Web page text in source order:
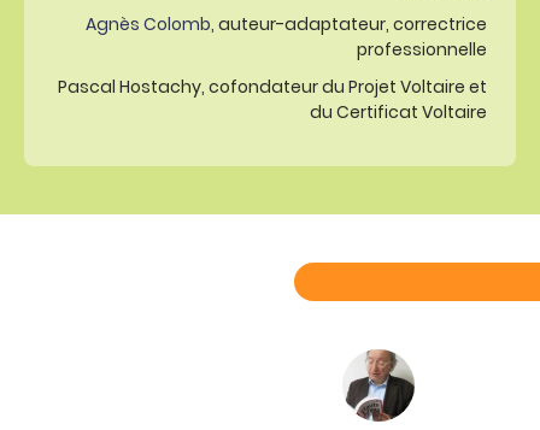
Agnès Colomb, auteur-adaptateur, correctrice
professionnelle
Pascal Hostachy, cofondateur du Projet Voltaire et
du Certificat Voltaire